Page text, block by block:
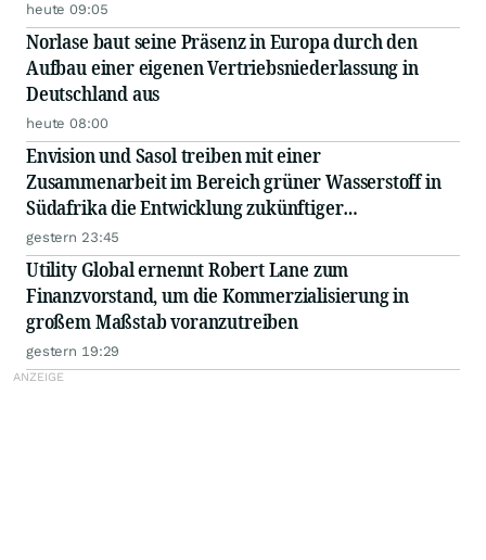
heute 09:05
Norlase baut seine Präsenz in Europa durch den
Aufbau einer eigenen Vertriebsniederlassung in
Deutschland aus
heute 08:00
Envision und Sasol treiben mit einer
Zusammenarbeit im Bereich grüner Wasserstoff in
Südafrika die Entwicklung zukünftiger
Energiesysteme voran
gestern 23:45
Utility Global ernennt Robert Lane zum
Finanzvorstand, um die Kommerzialisierung in
großem Maßstab voranzutreiben
gestern 19:29